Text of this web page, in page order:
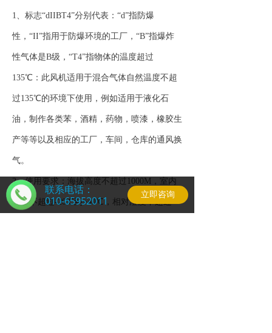
1、标志“dIIBT4”分别代表：“d”指防爆
性，“II”指用于防爆环境的工厂，“B”指爆炸
性气体是B级，“T4”指物体的温度超过
135℃：此风机适用于混合气体自然温度不超
过135℃的环境下使用，例如适用于液化石
油，制作各类苯，酒精，药物，喷漆，橡胶生
产等等以及相应的工厂，车间，仓库的通风换
气。
2、使用要求：海拔高度不超过1000M，室内
温度不超过-20℃到+40℃，相对湿度不超过
联系电话：
010-65952011
立即咨询